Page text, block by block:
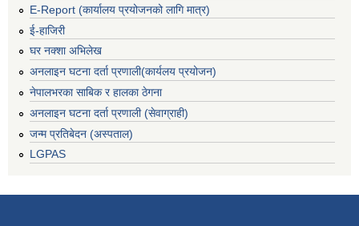
E-Report (कार्यालय प्रयोजनको लागि मात्र)
ई-हाजिरी
घर नक्शा अभिलेख
अनलाइन घटना दर्ता प्रणाली(कार्यलय प्रयोजन)
नेपालभरका साबिक र हालका ठेगना
अनलाइन घटना दर्ता प्रणाली (सेवाग्राही)
जन्म प्रतिबेदन (अस्पताल)
LGPAS